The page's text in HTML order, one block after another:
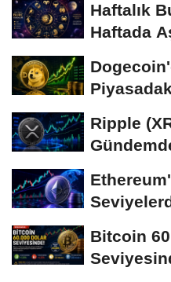
Haftalık
Haftada
Ripple
Bitcoin